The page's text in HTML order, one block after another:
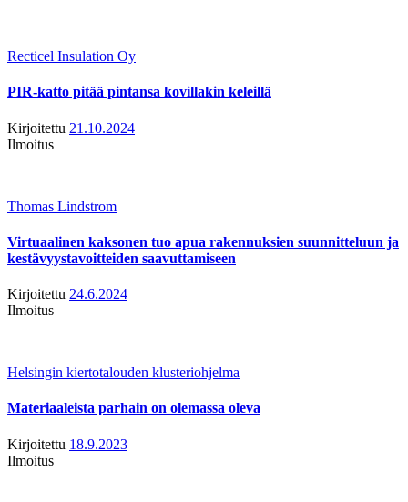
Recticel Insulation Oy
PIR-katto pitää pintansa kovillakin keleillä
Kirjoitettu 21.10.2024
Ilmoitus
Thomas Lindstrom
Virtuaalinen kaksonen tuo apua rakennuksien suunnitteluun ja
kestävyystavoitteiden saavuttamiseen
Kirjoitettu 24.6.2024
Ilmoitus
Helsingin kiertotalouden klusteriohjelma
Materiaaleista parhain on olemassa oleva
Kirjoitettu 18.9.2023
Ilmoitus